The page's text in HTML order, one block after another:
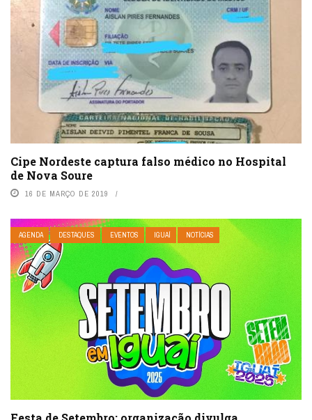
Cipe Nordeste captura falso médico no Hospital
de Nova Soure
16 DE MARÇO DE 2019
AGENDA DESTAQUES EVENTOS IGUAÍ NOTÍCIAS